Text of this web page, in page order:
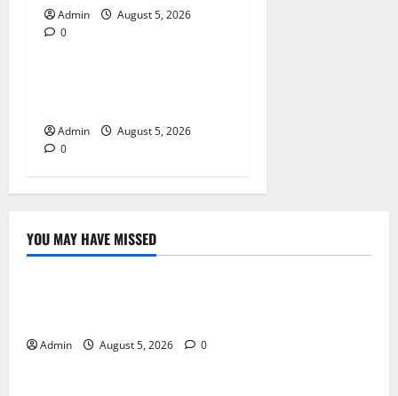
Admin
August 5, 2026
0Blog
Admin
August 5, 2026
0
YOU MAY HAVE MISSED
Blog
Admin August 5, 2026 0
Blog